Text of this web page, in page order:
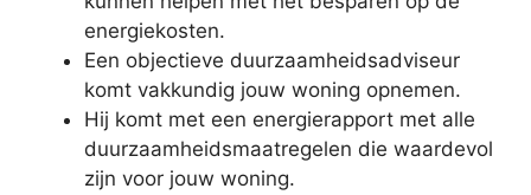
energiekosten.
Een objectieve duurzaamheidsadviseur
komt vakkundig jouw woning opnemen.
Hij komt met een energierapport met alle
duurzaamheidsmaatregelen die waardevol
zijn voor jouw woning.